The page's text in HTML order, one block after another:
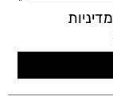
מדיניות